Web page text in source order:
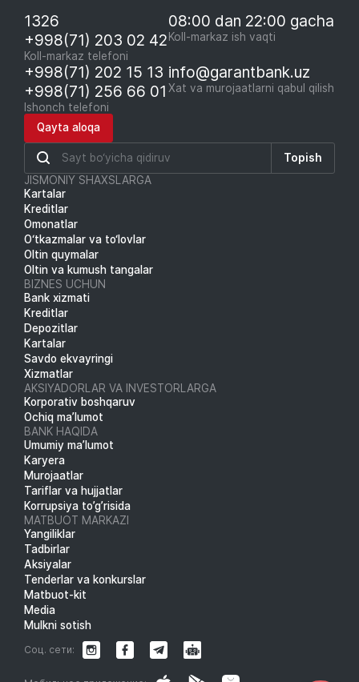
1326
+998(71) 203 02 42
Koll-markaz telefoni
08:00 dan 22:00 gacha
Koll-markaz ish vaqti
+998(71) 202 15 13
+998(71) 256 66 01
Ishonch telefoni
info@garantbank.uz
Xat va murojaatlarni qabul qilish
Qayta aloqa
Topish
JISMONIY SHAXSLARGA
Kartalar
Kreditlar
Omonatlar
O‘tkazmalar va to‘lovlar
Oltin quymalar
Oltin va kumush tangalar
BIZNES UCHUN
Bank xizmati
Kreditlar
Depozitlar
Kartalar
Savdo ekvayringi
Xizmatlar
AKSIYADORLAR VA INVESTORLARGA
Korporativ boshqaruv
Ochiq ma’lumot
BANK HAQIDA
Umumiy ma’lumot
Karyera
Murojaatlar
Tariflar va hujjatlar
Korrupsiya to’g’risida
MATBUOT MARKAZI
Yangiliklar
Tadbirlar
Aksiyalar
Tenderlar va konkurslar
Matbuot-kit
Media
Mulkni sotish
Соц. сети: